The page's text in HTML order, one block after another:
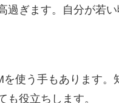
ぎます。自分が若い
使う手もあります。
役立ちします。